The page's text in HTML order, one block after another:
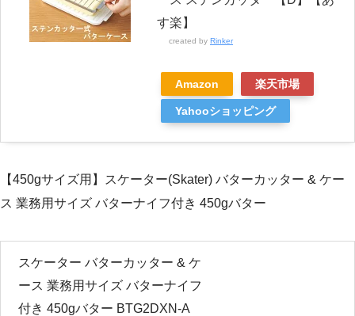
す楽】
created by Rinker
Amazon 楽天市場
Yahooショッピング
【450gサイズ用】スケーター(Skater) バターカッター & ケー
ス 業務用サイズ バターナイフ付き 450gバター
スケーター バターカッター & ケ
ース 業務用サイズ バターナイフ
付き 450gバター BTG2DXN-A